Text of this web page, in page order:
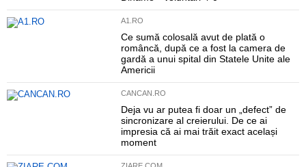
A1.RO
Ce sumă colosală avut de plată o
româncă, după ce a fost la camera de
gardă a unui spital din Statele Unite ale
Americii
CANCAN.RO
Deja vu ar putea fi doar un „defect” de
sincronizare al creierului. De ce ai
impresia că ai mai trăit exact același
moment